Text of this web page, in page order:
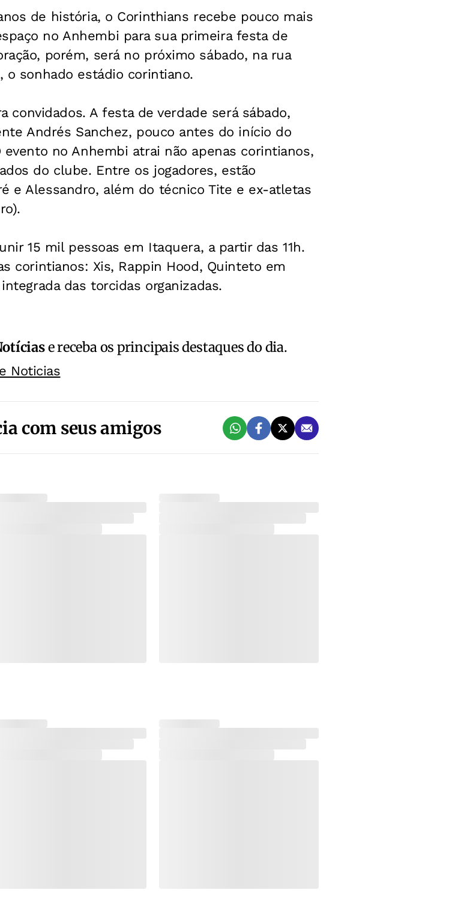
de história, o Corinthians recebe pouco mais
no Anhembi para sua primeira festa de
porém, será no próximo sábado, na rua
o sonhado estádio corintiano.
convidados. A festa de verdade será sábado,
Andrés Sanchez, pouco antes do início do
evento no Anhembi atrai não apenas corintianos,
do clube. Entre os jogadores, estão
e Alessandro, além do técnico Tite e ex-atletas
15 mil pessoas em Itaquera, a partir das 11h.
corintianos: Xis, Rappin Hood, Quinteto em
das torcidas organizadas.
e receba os principais destaques do dia.
Noticias
com seus amigos